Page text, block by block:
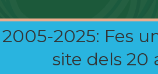
2005-2025: Fes
site dels 20